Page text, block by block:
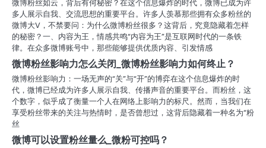
微博粉丝如云，背后有何秘密？在这个信息爆炸的时代，微博已成为许
多人展示自我、交流思想的重要平台。许多人羡慕那些拥有众多粉丝的
微博大V，不禁要问：为什么微博粉丝很多？这背后，究竟隐藏着怎样
的秘密？一、内容为王，情感共鸣“内容为王”是互联网时代的一条铁
律。在众多微博账号中，那些能够提供优质内容、引发情感
微博粉丝影响力怎么关闭_微博粉丝影响力如何终止？
微博粉丝影响力：一场无声的“关”与“开”的博弈在这个信息爆炸的时
代，微博已经成为许多人展示自我、传播声音的重要平台。而粉丝，这
个数字，似乎成了衡量一个人在网络上影响力的标尺。然而，当我们在
享受粉丝带来的关注与热情时，是否曾想过，这背后隐藏着一种名为“粉
丝
微博可以设置粉丝量么_微粉可控吗？